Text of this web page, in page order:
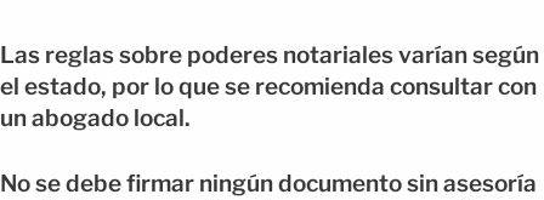
Las reglas sobre poderes notariales varían según
el estado, por lo que se recomienda consultar con
un abogado local.
No se debe firmar ningún documento sin asesoría